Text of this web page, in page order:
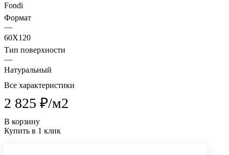
Fondi
Формат
—
60X120
Тип поверхности
—
Натуральный
Все характеристики
2 825 ₽/м2
В корзину
Купить в 1 клик